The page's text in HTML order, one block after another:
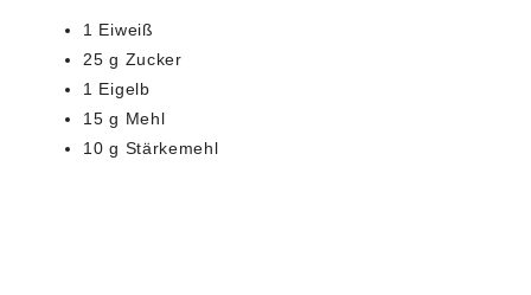
1 Eiweiß
25 g Zucker
1 Eigelb
15 g Mehl
10 g Stärkemehl